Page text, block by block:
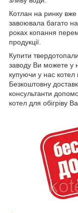
Котлан на ринку вже
завоювала багато
роках копання
продукції.
Купити
заводу Ви можете у
купуючи у нас
Безкоштовну
консультанти
котел для обігріву